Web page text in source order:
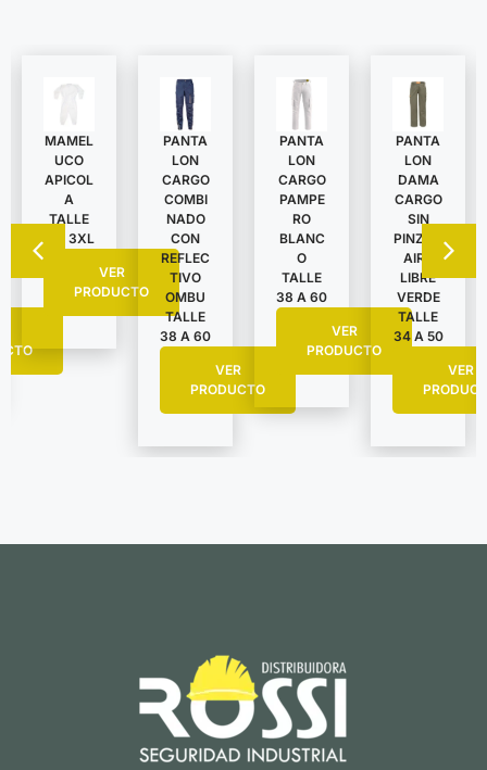
MAMEL
UCO
APICOL
A
TALLE
S A 3XL
VER
PRODUCTO
PANTA
LON
CARGO
COMBI
NADO
CON
REFLEC
TIVO
OMBU
TALLE
38 A 60
VER
PRODUCTO
PANTA
LON
CARGO
PAMPE
RO
BLANC
O
TALLE
38 A 60
VER
PRODUCTO
PANTA
LON
DAMA
CARGO
SIN
PINZAS
AIRE
LIBRE
VERDE
TALLE
34 A 50
VER